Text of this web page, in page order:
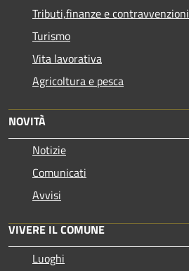
Tributi,finanze e contravvenzioni
Turismo
Vita lavorativa
Agricoltura e pesca
NOVITÀ
Notizie
Comunicati
Avvisi
VIVERE IL COMUNE
Luoghi